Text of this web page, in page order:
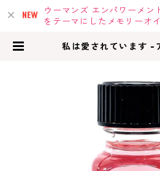
ウーマンズ エンパワーメン
をテーマにしたメモリーオ
私は愛されています -アンシエント
の専門店